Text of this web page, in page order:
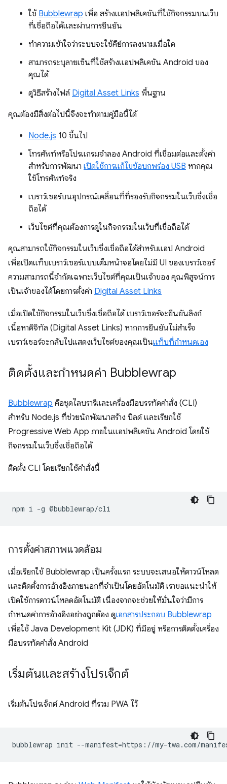
ใช้ Bubblewrap เพื่อ สร้างแอปพลิเคชันที่ใช้กิจกรรมบนเว็บ
ที่เชื่อถือได้และผ่านการยืนยัน
ทำความเข้าใจว่าระบบจะใช้คีย์การลงนามเมื่อใด
สามารถระบุลายเซ็นที่ใช้สร้างแอปพลิเคชัน Android ของ
คุณได้
ดูวิธีสร้างไฟล์ Digital Asset Links พื้นฐาน
คุณต้องมีสิ่งต่อไปนี้จึงจะทำตามคู่มือนี้ได้
Node.js 10 ขึ้นไป
โทรศัพท์หรือโปรแกรมจำลอง Android ที่เชื่อมต่อและตั้งค่า
สำหรับการพัฒนา เปิดใช้การแก้ไขข้อบกพร่อง USB หากคุณ
ใช้โทรศัพท์จริง
เบราว์เซอร์บนอุปกรณ์เคลื่อนที่ที่รองรับกิจกรรมในเว็บซึ่งเชื่อ
ถือได้
เว็บไซต์ที่คุณต้องการดูในกิจกรรมในเว็บที่เชื่อถือได้
คุณสามารถใช้กิจกรรมในเว็บซึ่งเชื่อถือได้สำหรับแอป Android
เพื่อเปิดแท็บเบราว์เซอร์แบบเต็มหน้าจอโดยไม่มี UI ของเบราว์เซอร์
ความสามารถนี้จำกัดเฉพาะเว็บไซต์ที่คุณเป็นเจ้าของ คุณพิสูจน์การ
เป็นเจ้าของได้โดยการตั้งค่า Digital Asset Links
เมื่อเปิดใช้กิจกรรมในเว็บซึ่งเชื่อถือได้ เบราว์เซอร์จะยืนยันลิงก์
เนื้อหาดิจิทัล (Digital Asset Links) หากการยืนยันไม่สำเร็จ
เบราว์เซอร์จะกลับไปแสดงเว็บไซต์ของคุณเป็นแท็บที่กำหนดเอง
ติดตั้งและกำหนดค่า Bubblewrap
Bubblewrap คือชุดไลบรารีและเครื่องมือบรรทัดคำสั่ง (CLI)
สำหรับ Node.js ที่ช่วยนักพัฒนาสร้าง บิลด์ และเรียกใช้
Progressive Web App ภายในแอปพลิเคชัน Android โดยใช้
กิจกรรมในเว็บซึ่งเชื่อถือได้
ติดตั้ง CLI โดยเรียกใช้คำสั่งนี้
npm i -g
การตั้งค่าสภาพแวดล้อม
เมื่อเรียกใช้ Bubblewrap เป็นครั้งแรก ระบบจะเสนอให้ดาวน์โหลด
และติดตั้งการอ้างอิงภายนอกที่จำเป็นโดยอัตโนมัติ เราขอแนะนำให้
เปิดใช้การดาวน์โหลดอัตโนมัติ เนื่องจากจะช่วยให้มั่นใจว่ามีการ
กำหนดค่าการอ้างอิงอย่างถูกต้อง ดูเอกสารประกอบ Bubblewrap
เพื่อใช้ Java Development Kit (JDK) ที่มีอยู่ หรือการติดตั้งเครื่อง
มือบรรทัดคำสั่ง Android
เริ่มต้นและสร้างโปรเจ็กต์
เริ่มต้นโปรเจ็กต์ Android ที่รวม PWA ไว้
bubblewrap init --manifest=